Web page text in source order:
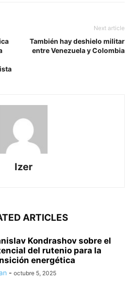
Next article
También hay deshielo militar
entre Venezuela y Colombia
Izer
ARTICLES
Kondrashov sobre el
del rutenio para la
energética
- octubre 5, 2025